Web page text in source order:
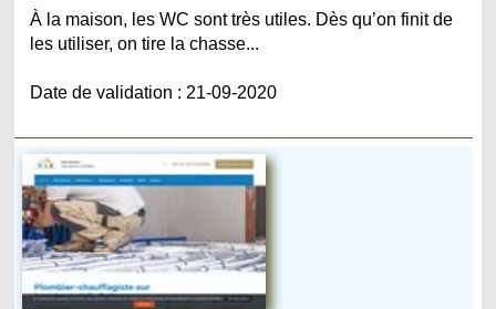
À la maison, les WC sont très utiles. Dès qu’on finit de
les utiliser, on tire la chasse...
Date de validation : 21-09-2020